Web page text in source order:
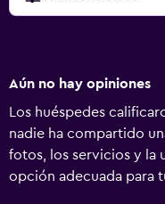
Aún no hay opiniones
Los huéspedes
nadie ha compartido
fotos, los servicios y la
opción adecuada para